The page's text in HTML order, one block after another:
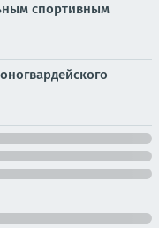
спортивным